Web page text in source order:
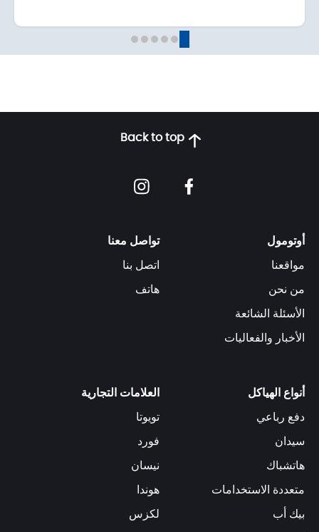
Back to top
أوتومول
مواقعنا
من نحن
الأسئلة الشائعة
الأخبار والفعاليات
تواصل معنا
اتصل بنا
هاتف
أنواع الهياكل
دفع رباعي
سيدان
هاتشباك
متعددة الاستخدامات
بيك أب
العلامات التجارية
تويوتا
فورد
نيسان
هوندا
لكزس